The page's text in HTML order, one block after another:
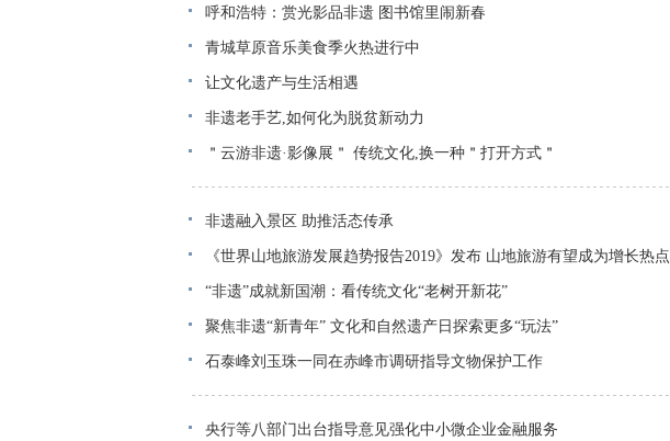
呼和浩特：赏光影品非遗 图书馆里闹新春
青城草原音乐美食季火热进行中
让文化遗产与生活相遇
非遗老手艺,如何化为脱贫新动力
＂云游非遗·影像展＂ 传统文化,换一种＂打开方式＂
非遗融入景区 助推活态传承
《世界山地旅游发展趋势报告2019》发布 山地旅游有望成为增长热点
“非遗”成就新国潮：看传统文化“老树开新花”
聚焦非遗“新青年” 文化和自然遗产日探索更多“玩法”
石泰峰刘玉珠一同在赤峰市调研指导文物保护工作
央行等八部门出台指导意见强化中小微企业金融服务